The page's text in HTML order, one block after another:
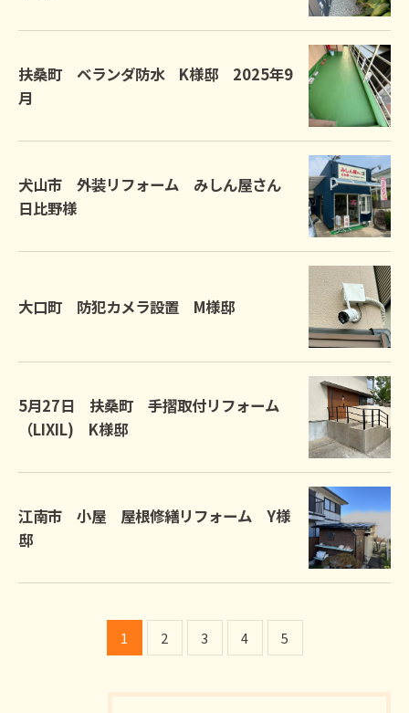
扶桑町 ベランダ防水 K様邸 2025年9
月
犬山市 外装リフォーム みしん屋さん
日比野様
大口町 防犯カメラ設置 M様邸
5月27日 扶桑町 手摺取付リフォーム
（LIXIL) K様邸
江南市 小屋 屋根修繕リフォーム Y様
邸
1 2 3 4 5